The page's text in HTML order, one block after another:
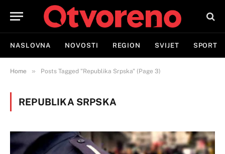
NASLOVNA NOVOSTI REGION SVIJET SPORT
Home » Posts Tagged "Republika Srpska" (Page 3)
REPUBLIKA SRPSKA